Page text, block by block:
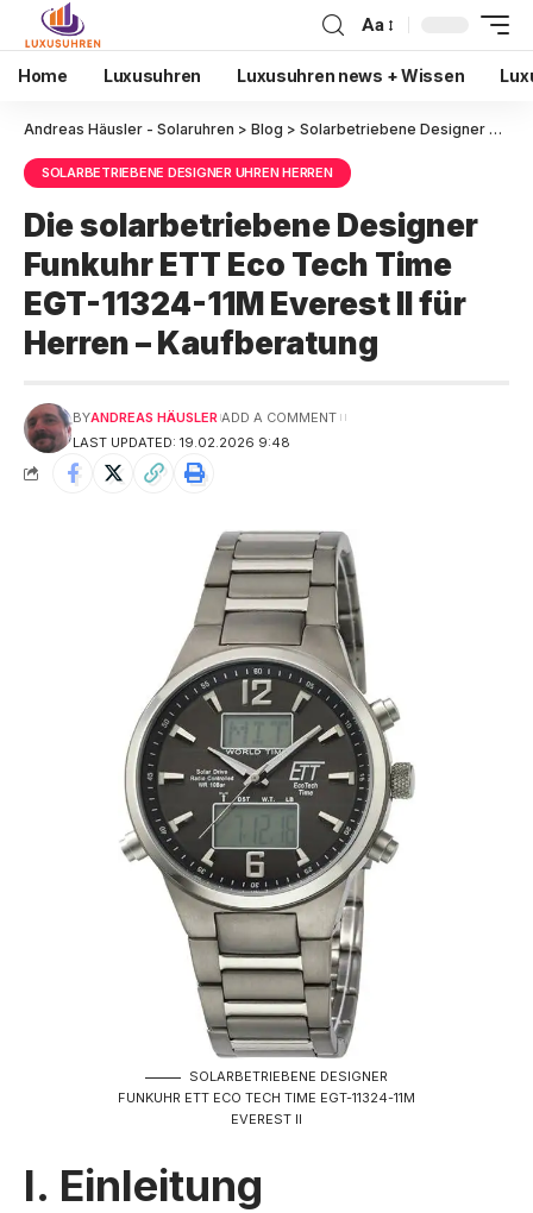
Aa
Home Luxusuhren Luxusuhren news + Wissen
Andreas Häusler - Solaruhren > Blog > Solarbetriebene Designer Uhren Herren
SOLARBETRIEBENE DESIGNER UHREN HERREN
Die solarbetriebene Designer
Funkuhr ETT Eco Tech Time
EGT-11324-11M Everest II für
Herren – Kaufberatung
LAST UPDATED: 19.02.2026 9:48
BYANDREAS HÄUSLER ADD A COMMENT
SOLARBETRIEBENE DESIGNER
FUNKUHR ETT ECO TECH TIME EGT-11324-11M
EVEREST II
I. Einleitung